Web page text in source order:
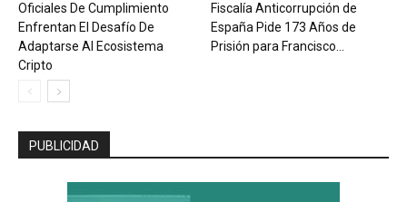
Oficiales De Cumplimiento
Enfrentan El Desafío De
Adaptarse Al Ecosistema
Cripto
Fiscalía Anticorrupción de
España Pide 173 Años de
Prisión para Francisco...
PUBLICIDAD